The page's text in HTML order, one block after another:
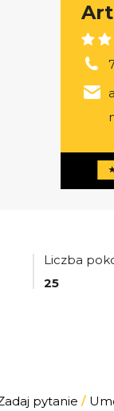
Liczba
25
pytanie /